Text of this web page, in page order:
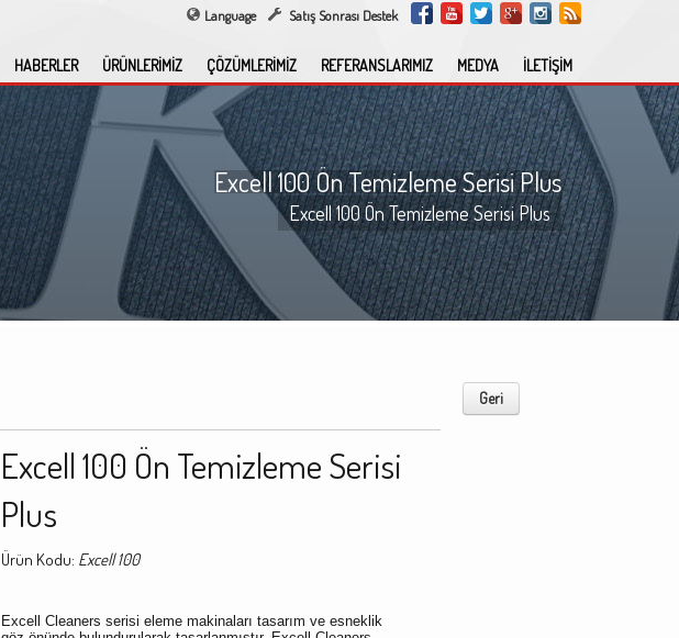
Language Satış Sonrası Destek
HABERLER ÜRÜNLERİMİZ ÇÖZÜMLERİMİZ REFERANSLARIMIZ MEDYA İLETİŞİM
Excell 100 Ön Temizleme Serisi Plus
Excell 100 Ön Temizleme Serisi Plus
Geri
Excell 100 Ön Temizleme Serisi
Plus
Ürün Kodu: Excell 100
Excell Cleaners serisi eleme makinaları tasarım ve esneklik